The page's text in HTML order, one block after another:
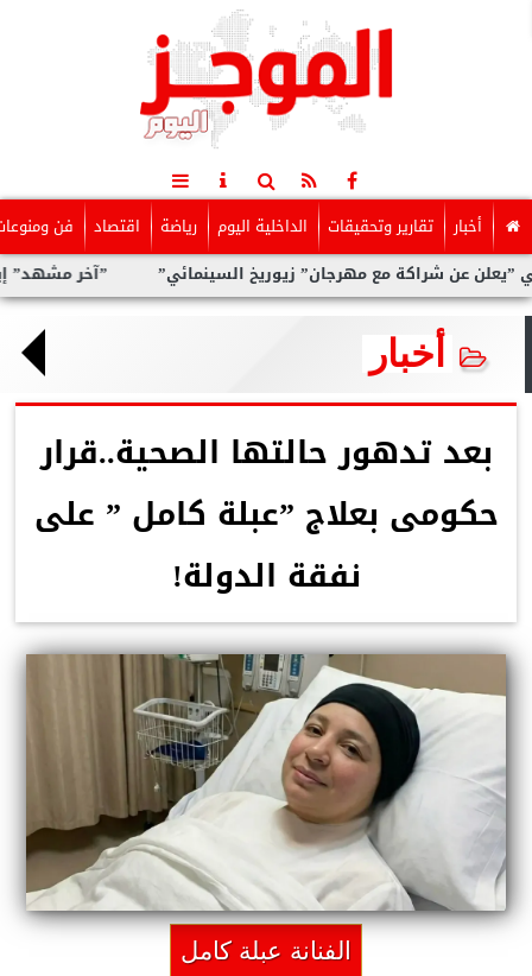
أخبار تقارير وتحقيقات الداخلية اليوم رياضة اقتصاد فن
”آخر مشهد” إيمان شراكة مع مهرجان” زيوريخ السينمائي”
أخبار
بعد تدهور حالتها الصحية..قرار
حكومى بعلاج ”عبلة كامل ” على
نفقة الدولة!
الفنانة عبلة كامل